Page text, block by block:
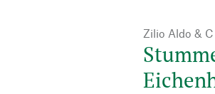
Zilio Aldo & C